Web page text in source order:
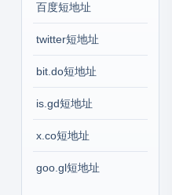
百度短地址
twitter短地址
bit.do短地址
is.gd短地址
x.co短地址
goo.gl短地址